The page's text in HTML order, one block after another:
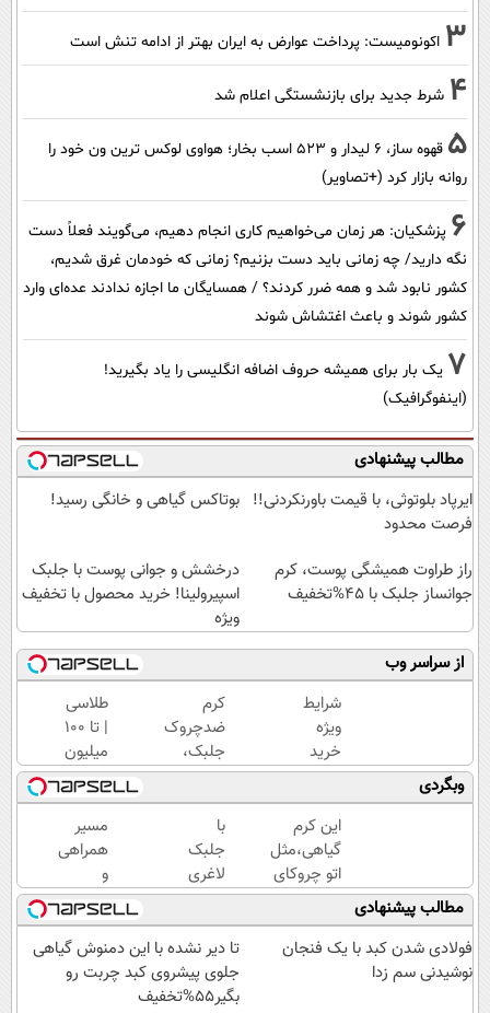
3 اکونومیست: پرداخت عوارض به ایران بهتر از ادامه تنش است
4 شرط جدید برای بازنشستگی اعلام شد
5
قهوه ساز، 6 لیدار و 523 اسب بخار؛ هواوی لوکس ترین ون خود را
روانه بازار کرد (+تصاویر)
6 پزشکیان: هر زمان می‌خواهیم کاری انجام دهیم، می‌گویند فعلاً دست
نگه دارید/ چه زمانی باید دست بزنیم؟ زمانی که خودمان غرق شدیم،
کشور نابود شد و همه ضرر کردند؟ / همسایگان ما اجازه ندادند عده‌ای وارد
کشور شوند و باعث اغتشاش شوند
7 یک بار برای همیشه حروف اضافه انگلیسی را یاد بگیرید!
(اینفوگرافیک)
مطالب پیشنهادی
ایرپاد بلوتوثی، با قیمت باورنکردنی!!
فرصت محدود
بوتاکس گیاهی و خانگی رسید!
راز طراوت همیشگی پوست، کرم
جوانساز جلبک با 45%تخفیف
درخشش و جوانی پوست با جلبک
اسپیرولینا! خرید محصول با تخفیف
ویژه
از سراسر وب
شرایط
ویژه
خرید
کرم
بوتاکس
گیاهی
تا پایان
امشب!
کرم
ضدچروک
جلبک،
جوانسازی
طبیعی
پوست
شما40%تخفیف
طلاسی
| تا 100
میلیون
وام
آنی
خرید
طلا💰
ثبت
نام
کن!
وبگردی
این کرم
گیاهی،مثل
اتو چروکای
پوستتوصاف
میکنه!50%تخفیف
با
جلبک
لاغری
تو یک
ماه به
وزن
ایده
آل
مسیر
همراهی
و
گزارش
عملکرد
گروه
اسنپ
مطالب پیشنهادی
فولادی شدن کبد با یک فنجان
نوشیدنی سم زدا
تا دیر نشده با این دمنوش گیاهی
جلوی پیشروی کبد چربت رو
بگیر55%تخفیف